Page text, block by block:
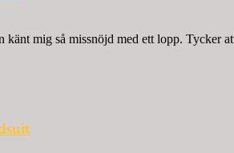
känt mig så missnöjd med ett lopp. Tycker